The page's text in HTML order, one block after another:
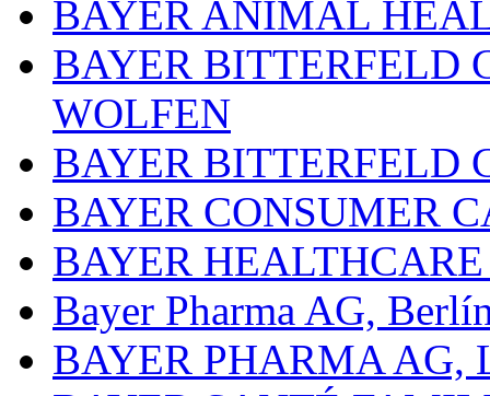
BAYER ANIMAL
BAYER BITTERFELD
WOLFEN
BAYER BITTERFELD
BAYER CONSUMER
BAYER
Bayer Pharma AG,
BAYER PHARMA AG,